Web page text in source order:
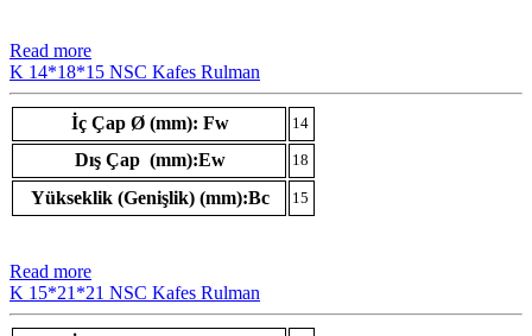
Read more
K 14*18*15 NSC Kafes Rulman
İç Çap Ø (mm): Fw 14
Dış Çap (mm):Ew 18
Yükseklik (Genişlik) (mm):Bc 15
Read more
K 15*21*21 NSC Kafes Rulman